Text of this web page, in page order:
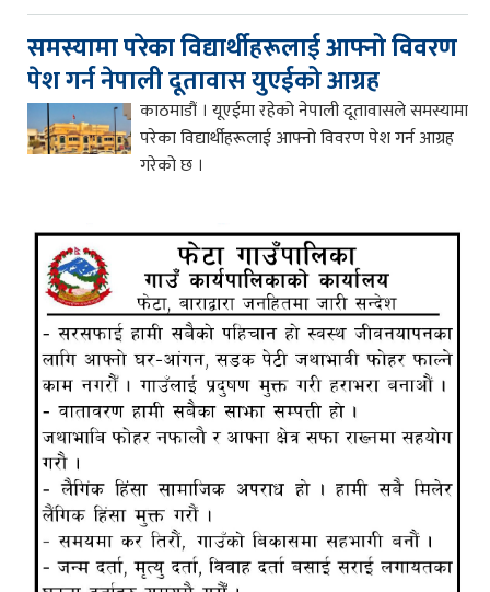
समस्यामा परेका विद्यार्थीहरूलाई आफ्नो विवरण
पेश गर्न नेपाली दूतावास युएईको आग्रह
काठमाडौं । यूएईमा रहेको नेपाली दूतावासले समस्यामा
परेका विद्यार्थीहरूलाई आफ्नो विवरण पेश गर्न आग्रह
गरेको छ ।